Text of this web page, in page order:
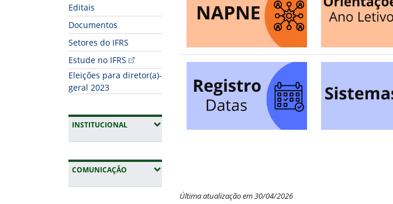
Editais
Documentos
Setores do IFRS
Estude no IFRS
Eleições para diretor(a)-
geral 2023
INSTITUCIONAL(EXPANDIR SUBMENUS)
COMUNICAÇÃO (EXPANDIR SUBMENUS)
Última atualização em 30/04/2026